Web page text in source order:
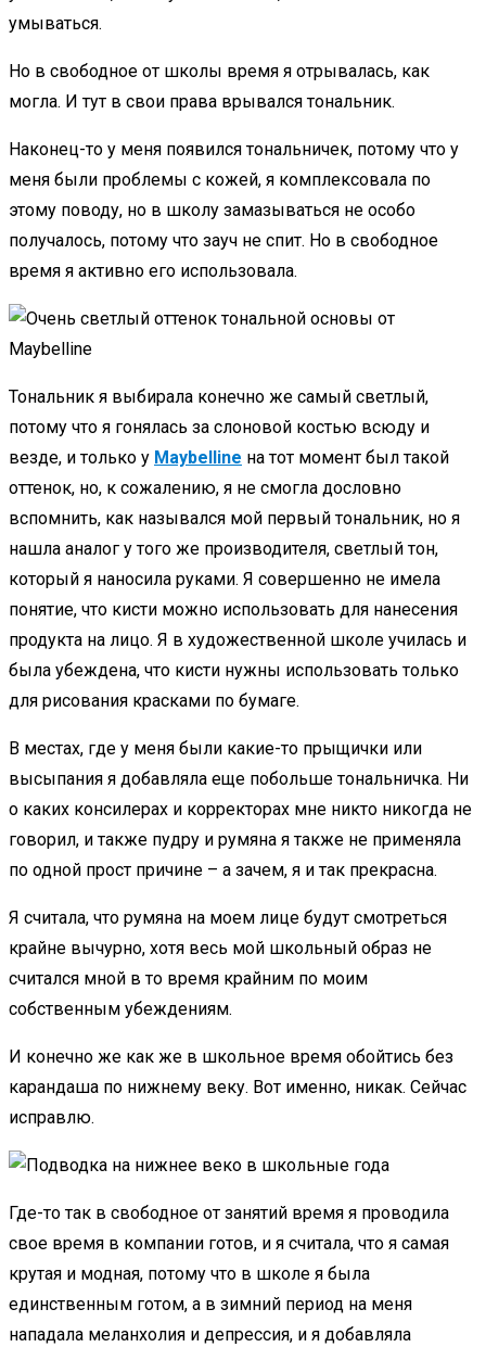
умываться.
Но в свободное от школы время я отрывалась, как
могла. И тут в свои права врывался тональник.
Наконец-то у меня появился тональничек, потому что у
меня были проблемы с кожей, я комплексовала по
этому поводу, но в школу замазываться не особо
получалось, потому что зауч не спит. Но в свободное
время я активно его использовала.
Тональник я выбирала конечно же самый светлый,
потому что я гонялась за слоновой костью всюду и
везде, и только у Maybelline на тот момент был такой
оттенок, но, к сожалению, я не смогла дословно
вспомнить, как назывался мой первый тональник, но я
нашла аналог у того же производителя, светлый тон,
который я наносила руками. Я совершенно не имела
понятие, что кисти можно использовать для нанесения
продукта на лицо. Я в художественной школе училась и
была убеждена, что кисти нужны использовать только
для рисования красками по бумаге.
В местах, где у меня были какие-то прыщички или
высыпания я добавляла еще побольше тональничка. Ни
о каких консилерах и корректорах мне никто никогда не
говорил, и также пудру и румяна я также не применяла
по одной прост причине – а зачем, я и так прекрасна.
Я считала, что румяна на моем лице будут смотреться
крайне вычурно, хотя весь мой школьный образ не
считался мной в то время крайним по моим
собственным убеждениям.
И конечно же как же в школьное время обойтись без
карандаша по нижнему веку. Вот именно, никак. Сейчас
исправлю.
Где-то так в свободное от занятий время я проводила
свое время в компании готов, и я считала, что я самая
крутая и модная, потому что в школе я была
единственным готом, а в зимний период на меня
нападала меланхолия и депрессия, и я добавляла